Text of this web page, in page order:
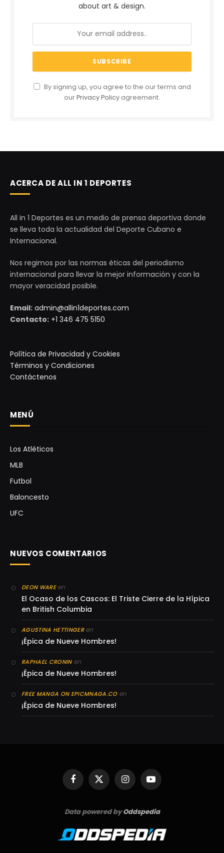
about art & design.
By signing up, you agree to the our terms and
ourPrivacy Policy agreement.
ACERCA DE ALL IN 1 DEPORTES
All in 1 Deportes es un medio de prensa deportiva donde
se lleva toda la actualidad del Deporte Cubano e
Internacional.
Nos regimos por las normas éticas del periodismo
internacional para llevar la mejor información y con la
mayor veracidad posible.
Email: admin@allin1deportes.com
Contacto: +1 346 475 5150
Política de Privacidad y Cookies
Términos y Condiciones
Contáctenos
MENÚ
Los Atléticos
MLB
Futbol
Baloncesto
UFC
NUEVOS COMENTARIOS
DEON WAREen
El Ocaso de los Cascos: El Triste Cierre de la Hípica
en British Columbia
AGUSTINA HETTINGERen
¡Épica de Nueve Hombres!
RAPHAEL CRONINen
¡Épica de Nueve Hombres!
FREE MANGA ON EPICMNAGA.COen
¡Épica de Nueve Hombres!
Facebook
X
(Twitter)
InstagramYouTube
Data powered byOddspedia